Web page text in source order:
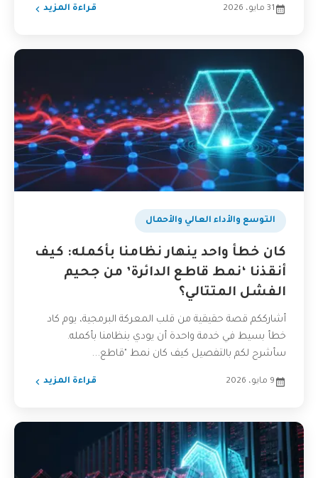
31 مايو، 2026 قراءة المزيد
التوسع والأداء العالي والأحمال
كان خطأ واحد ينهار نظامنا بأكمله: كيف
أنقذنا ‘نمط قاطع الدائرة’ من جحيم
الفشل المتتالي؟
أشارككم قصة حقيقية من قلب المعركة البرمجية، يوم كاد
خطأ بسيط في خدمة واحدة أن يودي بنظامنا بأكمله.
سأشرح لكم بالتفصيل كيف كان نمط "قاطع...
9 مايو، 2026 قراءة المزيد